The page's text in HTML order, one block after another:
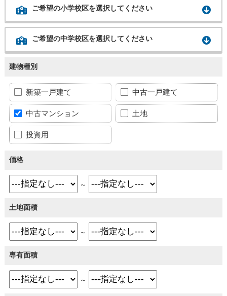
ご希望の小学校区を選択してください
ご希望の中学校区を選択してください
建物種別
新築一戸建て 中古一戸建て
中古マンション 土地
投資用
価格
～
土地面積
～
専有面積
～